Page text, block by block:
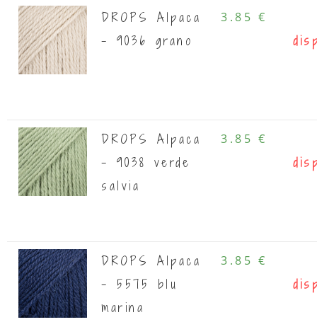
DROPS Alpaca
- 9036 grano
3.85 €
DROPS Alpaca
- 9038 verde
salvia
3.85 €
DROPS Alpaca
- 5575 blu
marina
3.85 €